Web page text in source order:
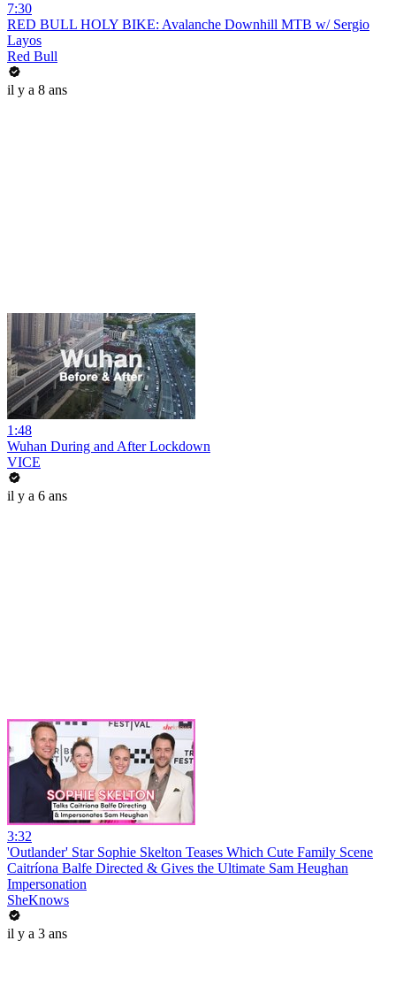
7:30
RED BULL HOLY BIKE: Avalanche Downhill MTB w/ Sergio
Layos
Red Bull
il y a 8 ans
1:48
Wuhan During and After Lockdown
VICE
il y a 6 ans
3:32
'Outlander' Star Sophie Skelton Teases Which Cute Family Scene
Caitríona Balfe Directed & Gives the Ultimate Sam Heughan
Impersonation
SheKnows
il y a 3 ans